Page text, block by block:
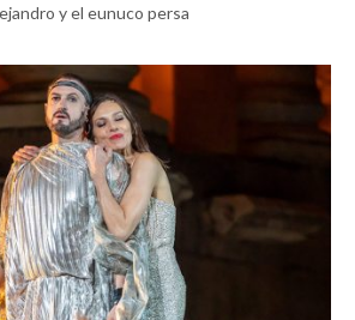
y el eunuco persa